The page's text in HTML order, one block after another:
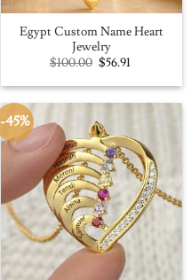
Egypt Custom Name Heart
Jewelry
$100.00 Original
price
was:
$56.91Current
is:
-45%